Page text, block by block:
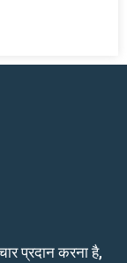
प्रदान करना है,